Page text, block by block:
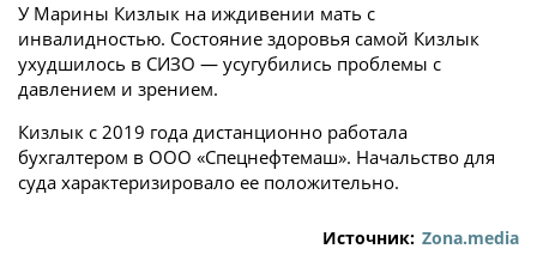
У Марины Кизлык на иждивении мать с
инвалидностью. Состояние здоровья самой Кизлык
ухудшилось в СИЗО — усугубились проблемы с
давлением и зрением.
Кизлык с 2019 года дистанционно работала
бухгалтером в ООО «Спецнефтемаш». Начальство для
суда характеризировало ее положительно.
Источник: Zona.media